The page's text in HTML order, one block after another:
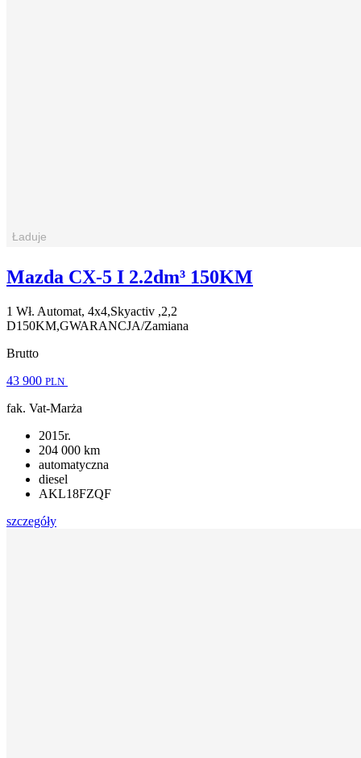
Mazda CX-5 I 2.2dm³ 150KM
1 Wł. Automat, 4x4,Skyactiv ,2,2
D150KM,GWARANCJA/Zamiana
Brutto
43 900 PLN
fak. Vat-Marża
2015r.
204 000 km
automatyczna
diesel
AKL18FZQF
szczegóły